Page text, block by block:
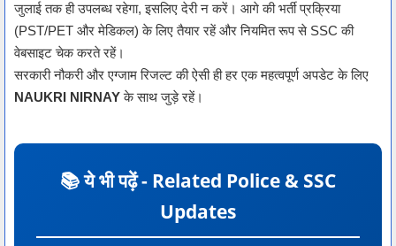
जुलाई तक ही उपलब्ध रहेगा, इसलिए देरी न करें। आगे की भर्ती प्रक्रिया
(PST/PET और मेडिकल) के लिए तैयार रहें और नियमित रूप से SSC की
वेबसाइट चेक करते रहें।
सरकारी नौकरी और एग्जाम रिजल्ट की ऐसी ही हर एक महत्वपूर्ण अपडेट के लिए
NAUKRI NIRNAYके साथ जुड़े रहें।
📚 ये भी पढ़ें - Related Police & SSC
Updates